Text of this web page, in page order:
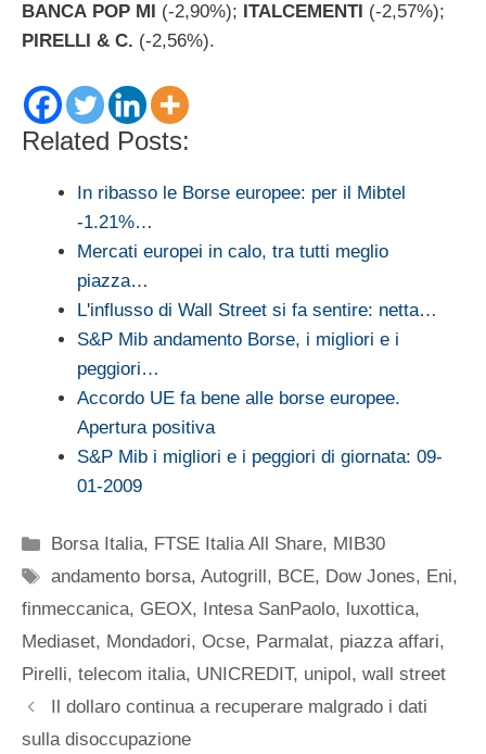
BANCA POP MI (-2,90%); ITALCEMENTI (-2,57%);
PIRELLI & C. (-2,56%).
Related Posts:
In ribasso le Borse europee: per il Mibtel
-1.21%…
Mercati europei in calo, tra tutti meglio
piazza…
L'influsso di Wall Street si fa sentire: netta…
S&P Mib andamento Borse, i migliori e i
peggiori…
Accordo UE fa bene alle borse europee.
Apertura positiva
S&P Mib i migliori e i peggiori di giornata: 09-
01-2009
Categorie
Borsa Italia, FTSE Italia All Share, MIB30
Tag
andamento borsa,Autogrill , BCE, Dow Jones, Eni,
finmeccanica, GEOX, Intesa SanPaolo, luxottica,
Mediaset, Mondadori, Ocse, Parmalat, piazza affari,
Pirelli, telecom italia, UNICREDIT, unipol , wall street
Il dollaro continua a recuperare malgrado i dati
sulla disoccupazione